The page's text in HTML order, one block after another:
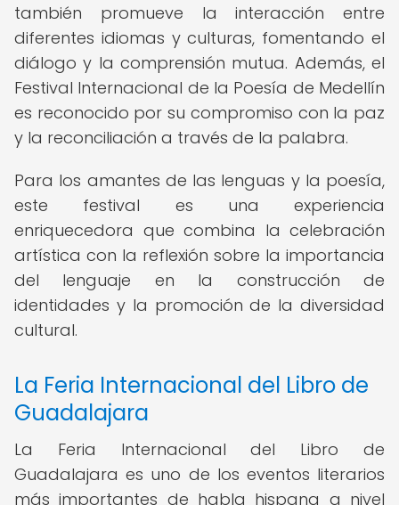
también promueve la interacción entre
diferentes idiomas y culturas, fomentando el
diálogo y la comprensión mutua. Además, el
Festival Internacional de la Poesía de Medellín
es reconocido por su compromiso con la paz
y la reconciliación a través de la palabra.
Para los amantes de las lenguas y la poesía,
este festival es una experiencia
enriquecedora que combina la celebración
artística con la reflexión sobre la importancia
del lenguaje en la construcción de
identidades y la promoción de la diversidad
cultural.
La Feria Internacional del Libro de
Guadalajara
La Feria Internacional del Libro de
Guadalajara es uno de los eventos literarios
más importantes de habla hispana a nivel